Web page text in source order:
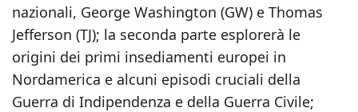
nazionali, George Washington (GW) e Thomas
Jefferson (TJ); la seconda parte esplorerà le
origini dei primi insediamenti europei in
Nordamerica e alcuni episodi cruciali della
Guerra di Indipendenza e della Guerra Civile;